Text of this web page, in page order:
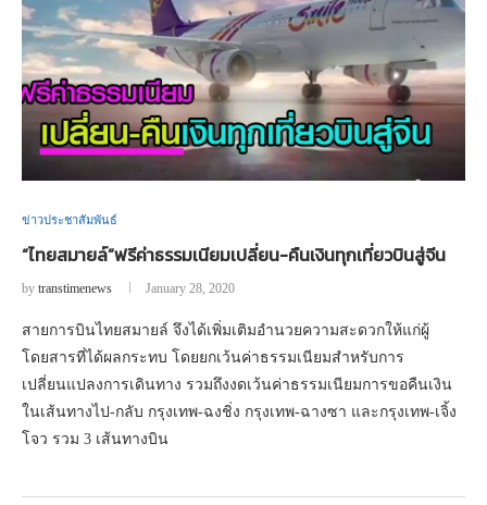
ข่าวประชาสัมพันธ์
“ไทยสมายล์”ฟรีค่าธรรมเนียมเปลี่ยน-คืนเงินทุกเที่ยวบินสู่จีน
by transtimenews January 28, 2020
สายการบินไทยสมายล์ จึงได้เพิ่มเติมอำนวยความสะดวกให้แก่ผู้
โดยสารที่ได้ผลกระทบ โดยยกเว้นค่าธรรมเนียมสำหรับการ
เปลี่ยนแปลงการเดินทาง รวมถึงงดเว้นค่าธรรมเนียมการขอคืนเงิน
ในเส้นทางไป-กลับ กรุงเทพ-ฉงชิ่ง กรุงเทพ-ฉางซา และกรุงเทพ-เจิ้ง
โจว รวม 3 เส้นทางบิน